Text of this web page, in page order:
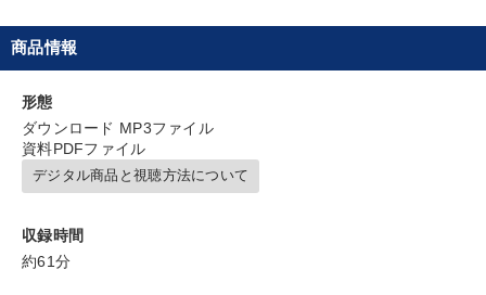
2026年夏季全国経営者セミナー収録講演ＣＤ・講演ＤＶＤ・デジ
タル版（音声／動画ストリーミング・ダウンロード）
仕事のスキルと人間力を高める知恵を身につける
目的別
新事業・新商品づくり
商品情報
形態
ダウンロード MP3ファイル
資料PDFファイル
デジタル商品と視聴方法について
収録時間
約61分